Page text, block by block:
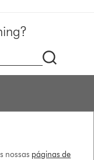
Pesquisar
em
nossas páginas de